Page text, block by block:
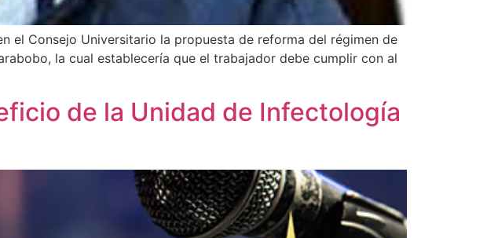
el Consejo Universitario la propuesta de reforma del régimen de
la cual establecería que el trabajador debe cumplir con al
de la Unidad de Infectología